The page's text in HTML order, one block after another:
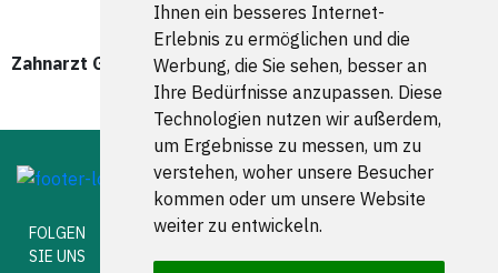
Ihnen ein besseres Internet-
Erlebnis zu ermöglichen und die
Werbung, die Sie sehen, besser an
Ihre Bedürfnisse anzupassen. Diese
Technologien nutzen wir außerdem,
um Ergebnisse zu messen, um zu
verstehen, woher unsere Besucher
kommen oder um unsere Website
weiter zu entwickeln.
Zahnarzt Gingst wurde zuletzt am 08. August 2026 um
00:00:08 Uhr aktualisiert.
FOLGEN
SIE UNS